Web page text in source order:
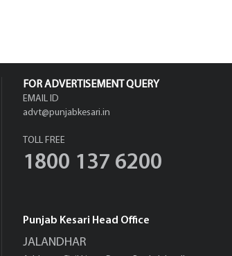
FOR ADVERTISEMENT QUERY
EMAIL ID
advt@punjabkesari.in
TOLL FREE
1800 137 6200
Punjab Kesari Head Office
JALANDHAR